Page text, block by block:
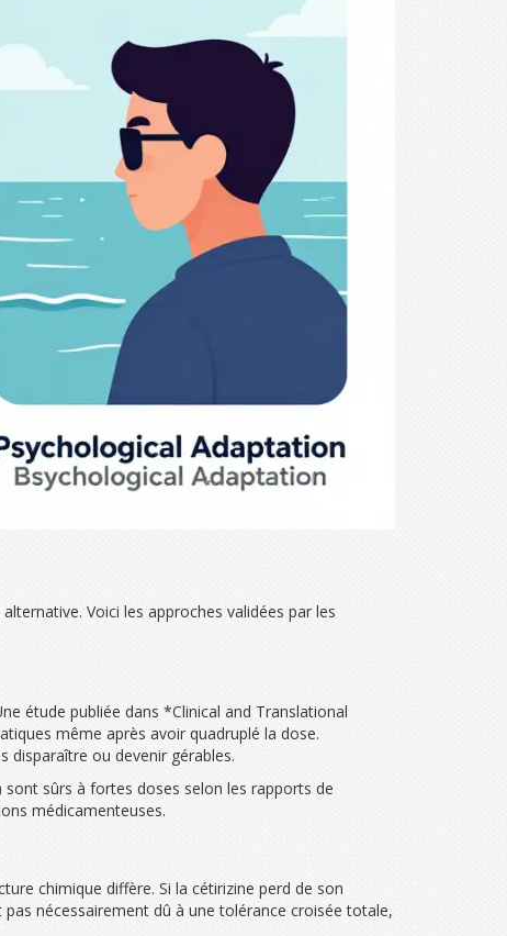
Voici les approches validées par les
étude publiée dans *Clinical and Translational
même après avoir quadruplé la dose.
disparaître ou devenir gérables.
sûrs à fortes doses selon les rapports de
médicamenteuses.
chimique diffère. Si la cétirizine perd de son
nécessairement dû à une tolérance croisée totale,